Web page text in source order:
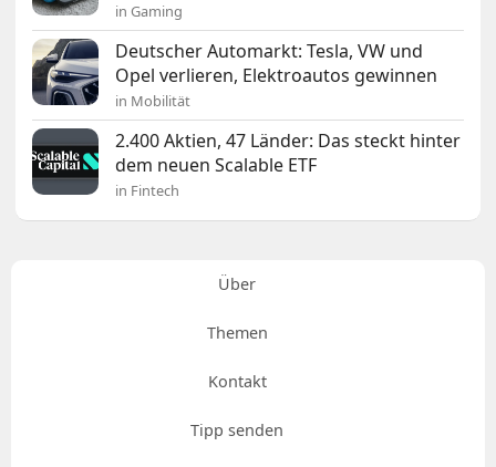
in Gaming
Deutscher Automarkt: Tesla, VW und
Opel verlieren, Elektroautos gewinnen
in Mobilität
2.400 Aktien, 47 Länder: Das steckt hinter
dem neuen Scalable ETF
in Fintech
Über
Themen
Kontakt
Tipp senden